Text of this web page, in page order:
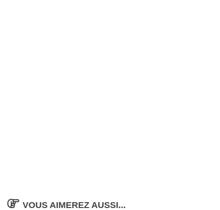
VOUS AIMEREZ AUSSI...